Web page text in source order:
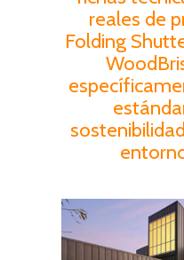
reales de
Folding